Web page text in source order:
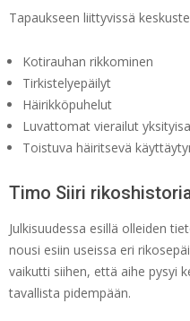
Tapaukseen liittyvissä
Kotirauhan rikkominen
Tirkistelyepäilyt
Häirikköpuhelut
Luvattomat vierailut
Toistuva häiritsevä
Timo Siiri
Julkisuudessa esillä olleiden
nousi esiin useissa eri
vaikutti siihen, että aihe pysyi
tavallista pidempään.